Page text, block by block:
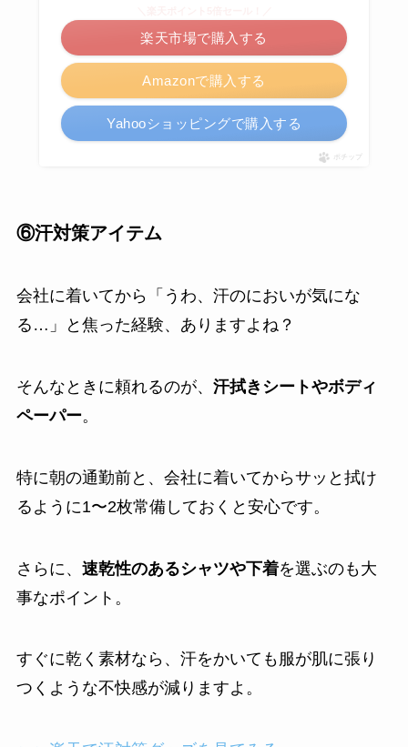
Amazonで購入する
楽天市場で購入する
Yahooショッピングで購入する
ポチップ
⑥汗対策アイテム
会社に着いてから「うわ、汗のにおいが気にな
る…」と焦った経験、ありますよね？
そんなときに頼れるのが、 汗拭きシートやボディ
ペーパー。
特に朝の通勤前と、会社に着いてからサッと拭け
るように1〜2枚常備しておくと安心です。
さらに、 速乾性のあるシャツや下着を選ぶのも大
事なポイント。
すぐに乾く素材なら、汗をかいても服が肌に張り
つくような不快感が減りますよ。